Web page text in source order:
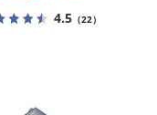
4.5（22）